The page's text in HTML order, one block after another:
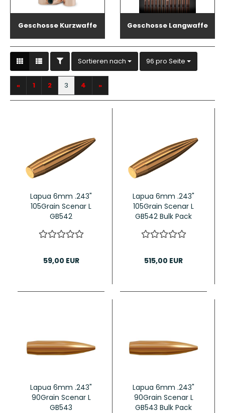
Geschosse Kurzwaffe Geschosse Langwaffe
FILTERSortieren nach
Sortieren nach 96 pro Seite
pro Seite
« 1 2 3 4 »
Lapua 6mm .243"
105Grain Scenar L
GB542
59,00 EUR
Lapua 6mm .243"
105Grain Scenar L
GB542 Bulk Pack
515,00 EUR
Lapua 6mm .243"
90Grain Scenar L
GB543
Lapua 6mm .243"
90Grain Scenar L
GB543 Bulk Pack